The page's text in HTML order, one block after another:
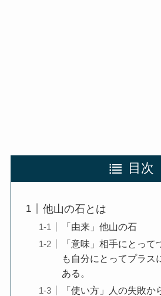
目次
他山の石とは
「由来」他山の石
「意味」相手にとっ
も自分にとってプラス
ある。
「使い方」人の失敗